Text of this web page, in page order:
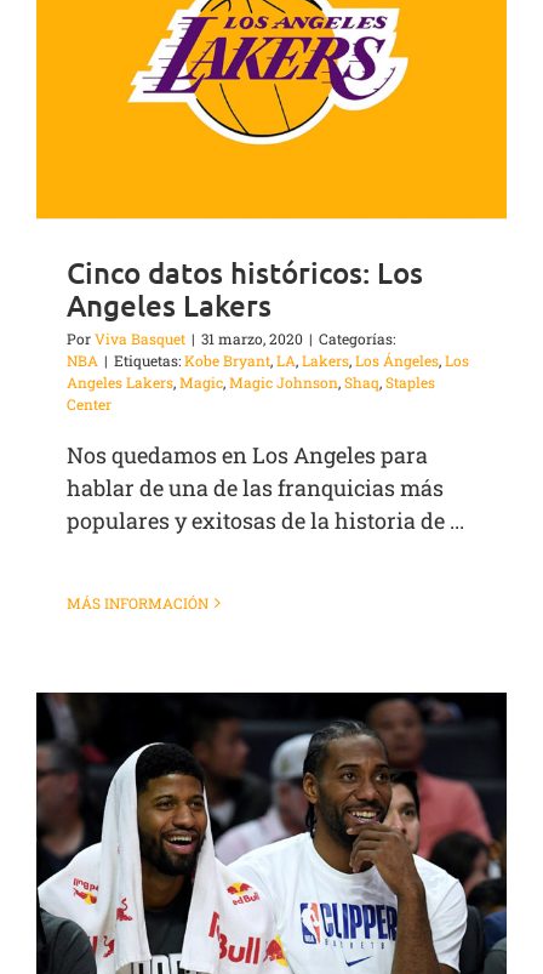
Cinco datos históricos: Los
Angeles Lakers
PorViva Basquet | 31 marzo, 2020 | Categorías:
NBA | Etiquetas:Kobe Bryant,LA,Lakers,Los Ángeles,Los
Angeles Lakers,Magic,Magic Johnson,Shaq,Staples
Center
Nos quedamos en Los Angeles para
hablar de una de las franquicias más
populares y exitosas de la historia de ...
MÁS INFORMACIÓN